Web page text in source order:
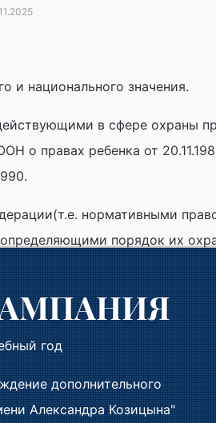
и национального значения.
в сфере охраны
о правах ребенка от
нормативными
порядок их
РФ), Семейный кодекс
№ 159-ФЗ «О
родителей»,
(далее –
государством для
год
дополнительного
Александра Козицына"